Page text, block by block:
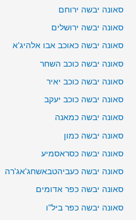
סאונה יבשה ירוחם
סאונה יבשה ירושלים
סאונה יבשה כאוכב אבו אלהיג'א
סאונה יבשה כוכב השחר
סאונה יבשה כוכב יאיר
סאונה יבשה כוכב יעקב
סאונה יבשה כמאנה
סאונה יבשה כמון
סאונה יבשה כסראסמיע
סאונה יבשה כעביהטבאשחג'אג'רה
סאונה יבשה כפר אדומים
סאונה יבשה כפר ביל"ו